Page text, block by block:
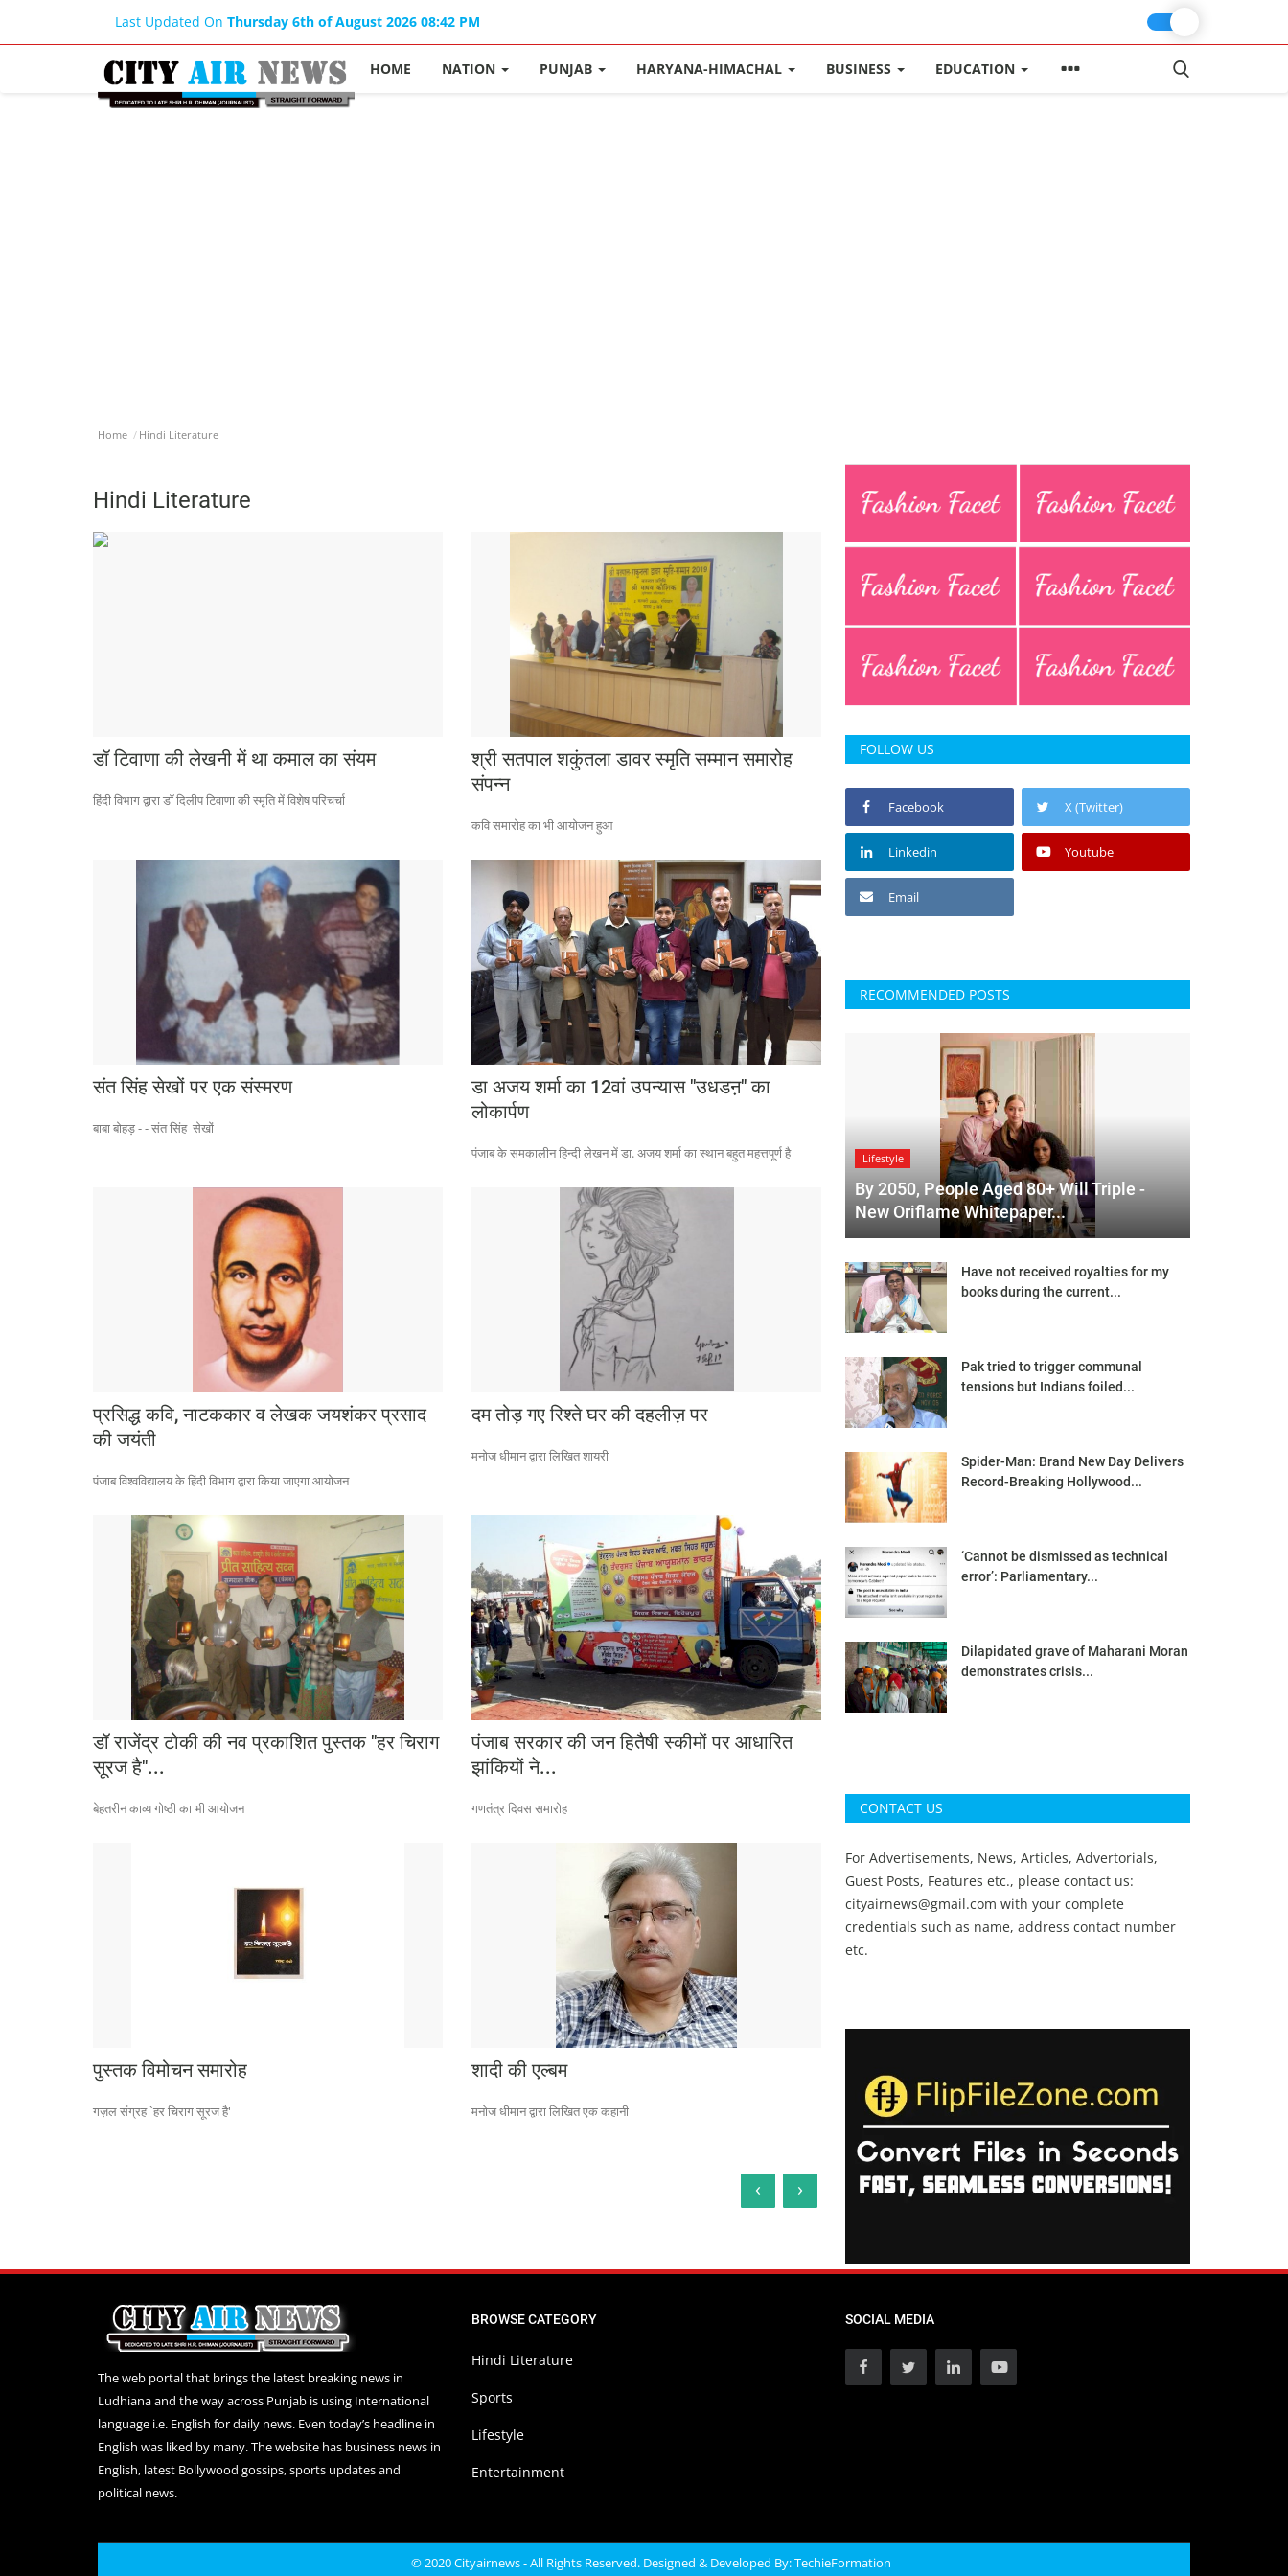
Last Updated On Thursday 6th of August 2026 08:42 PM
HOME NATION PUNJAB HARYANA-HIMACHAL BUSINESS EDUCATION
Home Hindi Literature
Hindi Literature
डॉ टिवाणा की लेखनी में था कमाल का संयम
हिंदी विभाग द्वारा डॉ दिलीप टिवाणा की स्मृति में विशेष परिचर्चा
श्री सतपाल शकुंतला डावर स्मृति सम्मान समारोह
संपन्न
कवि समारोह का भी आयोजन हुआ
संत सिंह सेखों पर एक संस्मरण
बाबा बोहड़ - - संत सिंह सेखों
डा अजय शर्मा का 12वां उपन्यास "उधडऩ" का
लोकार्पण
पंजाब के समकालीन हिन्दी लेखन में डा. अजय शर्मा का स्थान बहुत महत्तपूर्ण है
प्रसिद्ध कवि, नाटककार व लेखक जयशंकर प्रसाद
की जयंती
पंजाब विश्वविद्यालय के हिंदी विभाग द्वारा किया जाएगा आयोजन
दम तोड़ गए रिश्ते घर की दहलीज़ पर
मनोज धीमान द्वारा लिखित शायरी
डॉ राजेंद्र टोकी की नव प्रकाशित पुस्तक "हर चिराग
सूरज है"...
बेहतरीन काव्य गोष्ठी का भी आयोजन
पंजाब सरकार की जन हितैषी स्कीमों पर आधारित
झांकियों ने...
गणतंत्र दिवस समारोह
पुस्तक विमोचन समारोह
गज़ल संग्रह `हर चिराग सूरज है'
शादी की एल्बम
मनोज धीमान द्वारा लिखित एक कहानी
‹ ›
FOLLOW US
Facebook X (Twitter)
Linkedin Youtube
Email
RECOMMENDED POSTS
Lifestyle
By 2050, People Aged 80+ Will Triple -
New Oriflame Whitepaper...
Have not received royalties for my
books during the current...
Pak tried to trigger communal
tensions but Indians foiled...
Spider-Man: Brand New Day Delivers
Record-Breaking Hollywood...
‘Cannot be dismissed as technical
error’: Parliamentary...
Dilapidated grave of Maharani Moran
demonstrates crisis...
CONTACT US
For Advertisements, News, Articles, Advertorials,
Guest Posts, Features etc., please contact us:
cityairnews@gmail.com with your complete
credentials such as name, address contact number
etc.
The web portal that brings the latest breaking news in
Ludhiana and the way across Punjab is using International
language i.e. English for daily news. Even today’s headline in
English was liked by many. The website has business news in
English, latest Bollywood gossips, sports updates and
political news.
BROWSE CATEGORY
Hindi Literature
Sports
Lifestyle
Entertainment
SOCIAL MEDIA
© 2020 Cityairnews - All Rights Reserved. Designed & Developed By:TechieFormation